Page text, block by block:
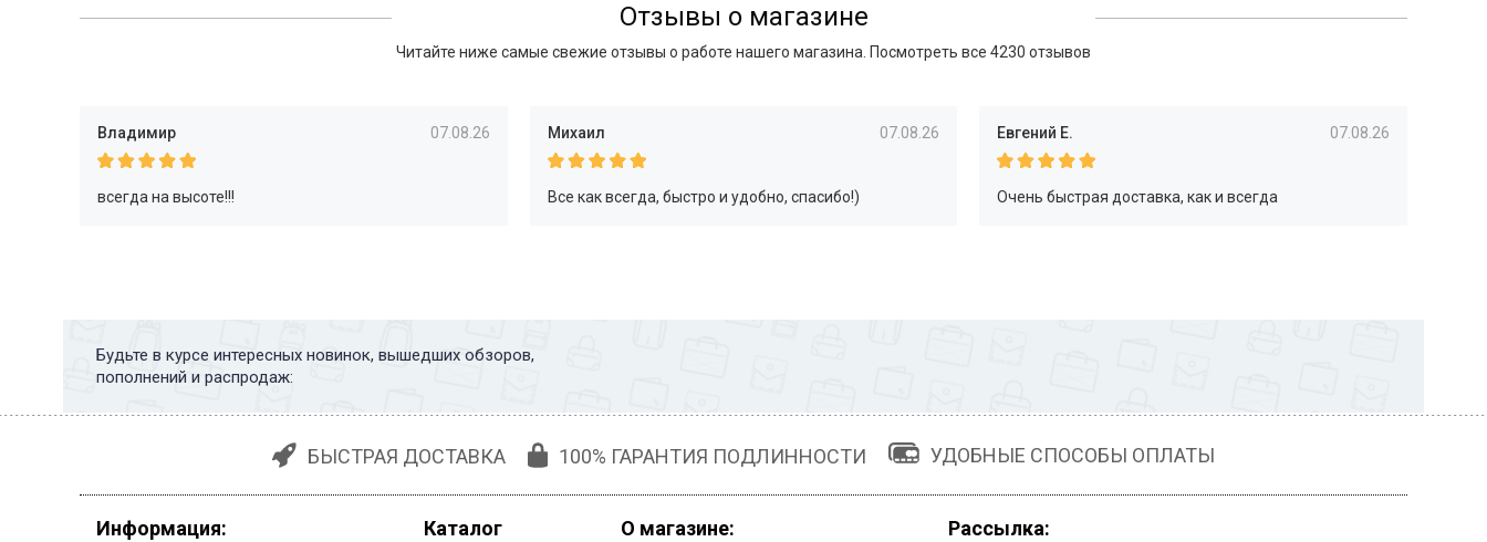
Отзывы о магазине
Читайте ниже самые свежие отзывы о работе нашего магазина. Посмотреть все 4230 отзывов
Владимир 07.08.26
всегда на высоте!!!
Михаил 07.08.26
Все как всегда, быстро и удобно, спасибо!)
Евгений Е. 07.08.26
Очень быстрая доставка, как и всегда
Будьте в курсе интересных новинок, вышедших обзоров,
пополнений и распродаж:
БЫСТРАЯ ДОСТАВКА 100% ГАРАНТИЯ ПОДЛИННОСТИ УДОБНЫЕ СПОСОБЫ ОПЛАТЫ
Информация: Каталог О магазине: Рассылка: